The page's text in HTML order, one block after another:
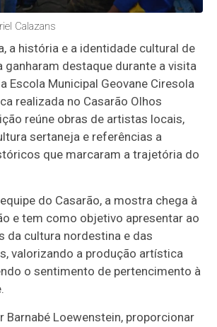
Calazans
a história e a identidade cultural de
ganharam destaque durante a visita
Escola Municipal Geovane Ciresola
realizada no Casarão Olhos
reúne obras de artistas locais,
sertaneja e referências a
que marcaram a trajetória do
do Casarão, a mostra chega à
e tem como objetivo apresentar ao
da cultura nordestina e das
valorizando a produção artística
o sentimento de pertencimento à
Barnabé Loewenstein, proporcionar